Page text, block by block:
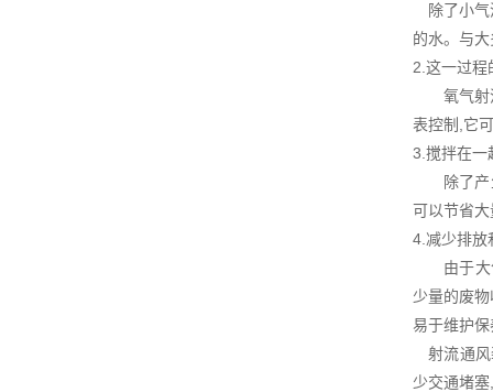
除了小气
的水。与
2.这一过程
氧气射流
表控制,它
3.搅拌在一
除了产生
可以节省
4.减少排放
由于大气
少量的废
易于维护
射流通风
少交通堵